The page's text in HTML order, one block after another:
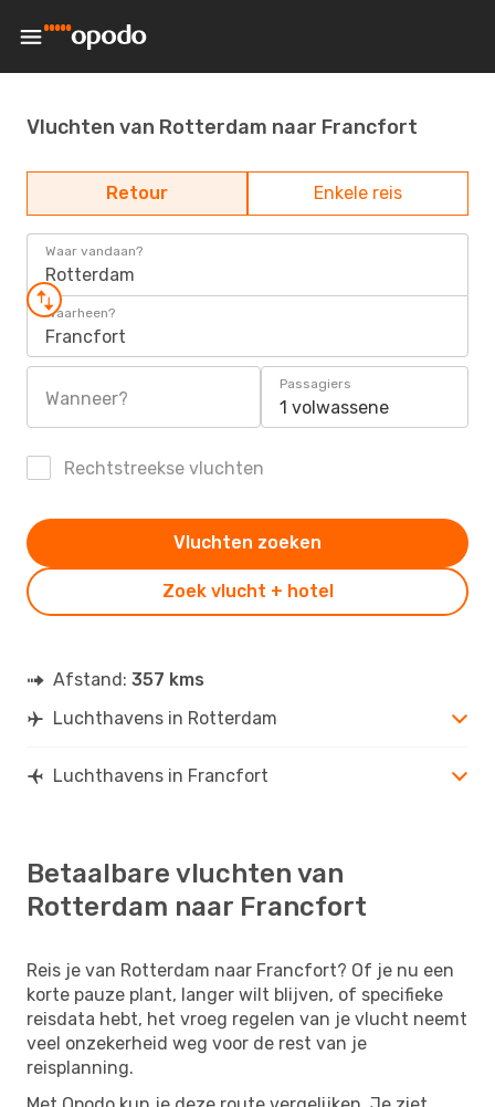
Vluchten van Rotterdam naar Francfort
Retour Enkele reis
Waar vandaan?
Rotterdam
Waarheen?
Francfort
Wanneer?
Passagiers
1 volwassene
Rechtstreekse vluchten
Zoek vlucht + hotel
Vluchten zoeken
Afstand: 357 kms
Luchthavens in Rotterdam
Luchthavens in Francfort
Betaalbare vluchten van
Rotterdam naar Francfort
Reis je van Rotterdam naar Francfort? Of je nu een
korte pauze plant, langer wilt blijven, of specifieke
reisdata hebt, het vroeg regelen van je vlucht neemt
veel onzekerheid weg voor de rest van je
reisplanning.